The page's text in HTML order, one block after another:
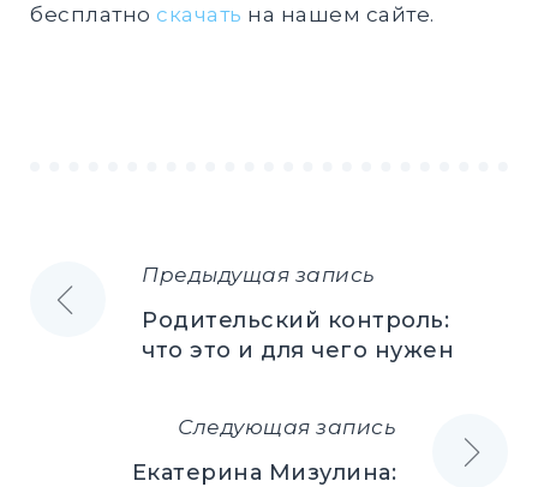
бесплатно скачать на нашем сайте.
Навигация
записям
Предыдущая запись
Родительский контроль:
что это и для чего нужен
Следующая запись
Екатерина Мизулина: